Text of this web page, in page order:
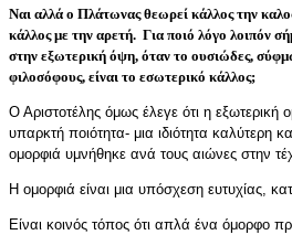
Ναι αλλά ο Πλάτωνας θεωρεί κάλλος την
κάλλος με την αρετή. Για ποιό λόγο λοιπόν
στην εξωτερική όψη, όταν το ουσιώδες,
φιλοσόφους, είναι το εσωτερικό κάλλος;
Ο Αριστοτέλης όμως έλεγε ότι η εξωτερική
υπαρκτή ποιότητα- μια ιδιότητα καλύτερη
ομορφιά υμνήθηκε ανά τους αιώνες στην
Η ομορφιά είναι μια υπόσχεση ευτυχίας,
Είναι κοινός τόπος ότι απλά ένα όμορφο